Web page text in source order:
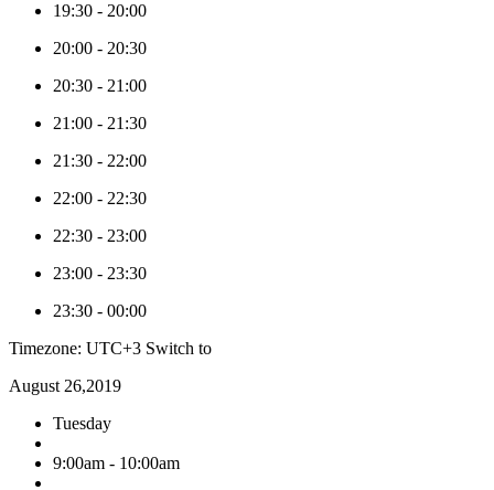
19:30 - 20:00
20:00 - 20:30
20:30 - 21:00
21:00 - 21:30
21:30 - 22:00
22:00 - 22:30
22:30 - 23:00
23:00 - 23:30
23:30 - 00:00
Timezone: UTC+3 Switch to
August 26,2019
Tuesday
9:00am - 10:00am